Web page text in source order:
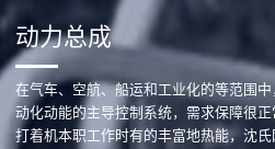
动力总成
在气车、空航、船运和工业化的等范围
动化动能的主导控制系统，需求保障很
打着机本职工作时有的丰富地热能，沈